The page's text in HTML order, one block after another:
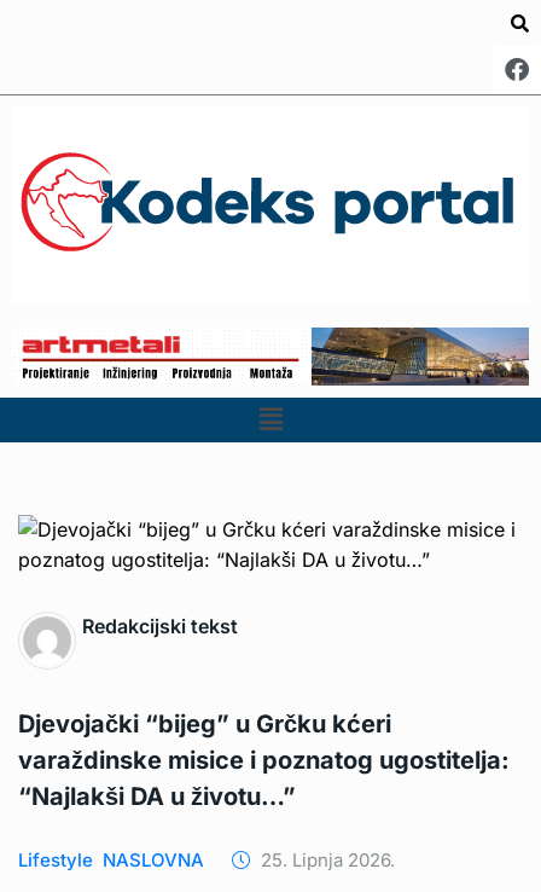
Redakcijski tekst
Djevojački “bijeg” u Grčku kćeri
varaždinske misice i poznatog ugostitelja:
“Najlakši DA u životu…”
Lifestyle NASLOVNA 25. Lipnja 2026.